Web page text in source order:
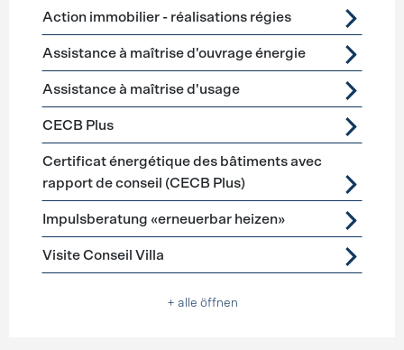
Action immobilier - réalisations régies
Assistance à maîtrise d'ouvrage énergie
Assistance à maîtrise d'usage
CECB Plus
Certificat énergétique des bâtiments avec
rapport de conseil (CECB Plus)
Impulsberatung «erneuerbar heizen»
Visite Conseil Villa
+ alle öffnen